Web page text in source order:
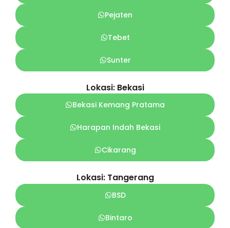
Pejaten
Tebet
Sunter
Lokasi: Bekasi
Bekasi Kemang Pratama
Harapan Indah Bekasi
Cikarang
Lokasi: Tangerang
BSD
Bintaro